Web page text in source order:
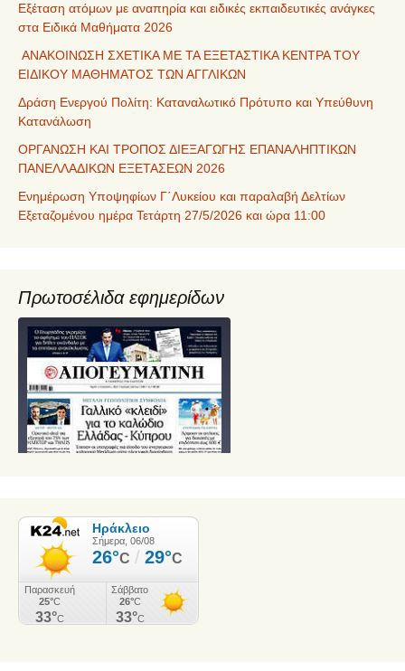
Εξέταση ατόμων με αναπηρία και ειδικές εκπαιδευτικές ανάγκες
στα Ειδικά Μαθήματα 2026
ΑΝΑΚΟΙΝΩΣΗ ΣΧΕΤΙΚΑ ΜΕ ΤΑ ΕΞΕΤΑΣΤΙΚΑ ΚΕΝΤΡΑ ΤΟΥ
ΕΙΔΙΚΟΥ ΜΑΘΗΜΑΤΟΣ ΤΩΝ ΑΓΓΛΙΚΩΝ
Δράση Ενεργού Πολίτη: Καταναλωτικό Πρότυπο και Υπεύθυνη
Κατανάλωση
ΟΡΓΑΝΩΣΗ ΚΑΙ ΤΡΟΠΟΣ ΔΙΕΞΑΓΩΓΗΣ ΕΠΑΝΑΛΗΠΤΙΚΩΝ
ΠΑΝΕΛΛΑΔΙΚΩΝ ΕΞΕΤΑΣΕΩΝ 2026
Ενημέρωση Υποψηφίων Γ΄Λυκείου και παραλαβή Δελτίων
Εξεταζομένου ημέρα Τετάρτη 27/5/2026 και ώρα 11:00
Πρωτοσέλιδα εφημερίδων